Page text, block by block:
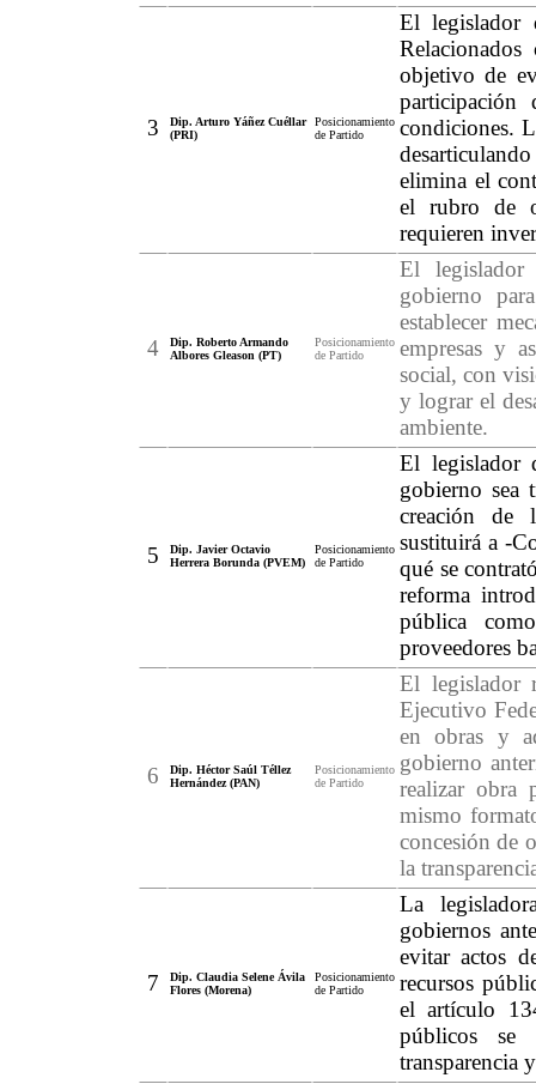
3
Dip. Arturo Yáñez Cuéllar
(PRI)
Posicionamiento
de Partido
El legislador
objetivo de
participación
condiciones.
elimina el
el rubro de
requieren
4
Dip. Roberto Armando
Albores Gleason (PT)
Posicionamiento
de Partido
El
gobierno
establecer
empresas y
social, con
y lograr el
ambiente.
5
Dip. Javier Octavio
Herrera Borunda (PVEM)
Posicionamiento
de Partido
El legislador
gobierno sea
creación de
sustituirá a -
qué se
reforma
pública
proveedores
6
Dip. Héctor Saúl Téllez
Hernández (PAN)
Posicionamiento
de Partido
El legislador
Ejecutivo
en obras y
gobierno
realizar obra
mismo
concesión de
la
7
Dip. Claudia Selene Ávila
Flores (Morena)
Posicionamiento
de Partido
La
gobiernos
evitar actos
recursos
el artículo
públicos se
transparencia